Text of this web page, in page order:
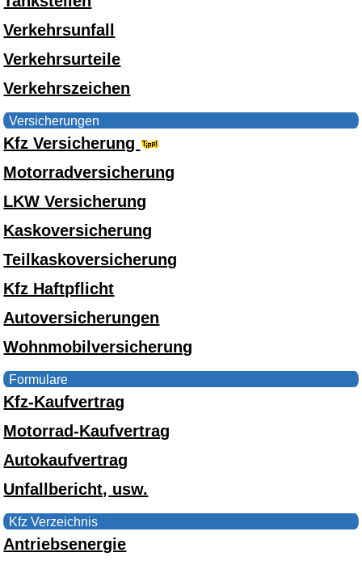
Verkehrsunfall
Verkehrsurteile
Verkehrszeichen
Versicherungen
Kfz Versicherung
Motorradversicherung
LKW Versicherung
Kaskoversicherung
Teilkaskoversicherung
Kfz Haftpflicht
Autoversicherungen
Wohnmobilversicherung
Formulare
Kfz-Kaufvertrag
Motorrad-Kaufvertrag
Autokaufvertrag
Unfallbericht, usw.
Kfz Verzeichnis
Antriebsenergie